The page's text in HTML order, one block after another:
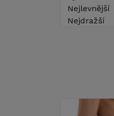
Nejlevnější
Nejdražší